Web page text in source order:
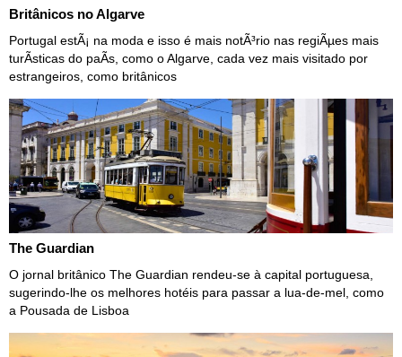
Britânicos no Algarve
Portugal estÃ¡ na moda e isso é mais notÃ³rio nas regiÃµes mais
turÃ­sticas do paÃ­s, como o Algarve, cada vez mais visitado por
estrangeiros, como britânicos
The Guardian
O jornal britânico The Guardian rendeu-se à capital portuguesa,
sugerindo-lhe os melhores hotéis para passar a lua-de-mel, como
a Pousada de Lisboa